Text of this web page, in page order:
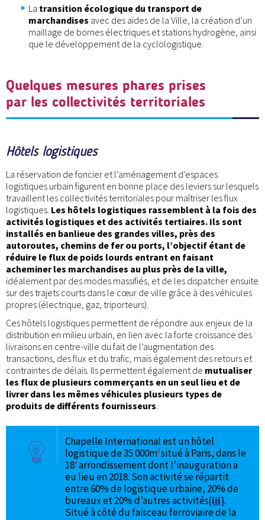
La transition écologique du transport de
marchandises avec des aides de la Ville, la création d’un
maillage de bornes électriques et stations hydrogène, ainsi
que le développement de la cyclologistique.
Quelques mesures phares prises
par les collectivités territoriales
Hôtels logistiques
La réservation de foncier et l’aménagement d’espaces
logistiques urbain figurent en bonne place des leviers sur lesquels
travaillent les collectivités territoriales pour maîtriser les flux
logistiques. Les hôtels logistiques rassemblent à la fois des
activités logistiques et des activités tertiaires. Ils sont
installés en banlieue des grandes villes, près des
autoroutes, chemins de fer ou ports, l’objectif étant de
réduire le flux de poids lourds entrant en faisant
acheminer les marchandises au plus près de la ville,
idéalement par des modes massifiés, et de les dispatcher ensuite
sur des trajets courts dans le cœur de ville grâce à des véhicules
propres (électrique, gaz, triporteurs).
Ces hôtels logistiques permettent de répondre aux enjeux de la
distribution en milieu urbain, en lien avec la forte croissance des
livraisons en centre-ville du fait de l’augmentation des
transactions, des flux et du trafic, mais également des retours et
contraintes de délais. Ils permettent également de mutualiser
les flux de plusieurs commerçants en un seul lieu et de
livrer dans les mêmes véhicules plusieurs types de
produits de différents fournisseurs.
Chapelle International est un hôtel
logistique de 35 000m2situé à Paris, dans le
18e arrondissement dont l’inauguration a
eu lieu en 2018. Son activité se répartit
entre 60% de logistique urbaine, 20% de
bureaux et 20% d’autres activités[iii].
Situé à côté du faisceau ferroviaire de la